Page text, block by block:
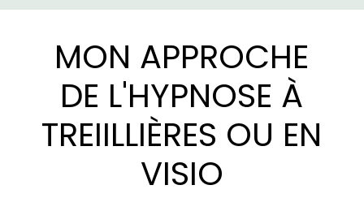
MON APPROCHE
DE L'HYPNOSE À
TREIILLIÈRES OU EN
VISIO